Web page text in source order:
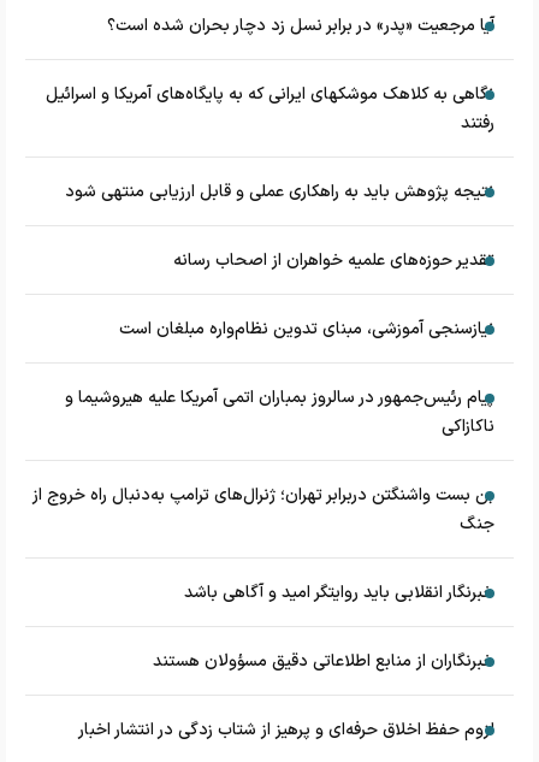
آیا مرجعیت «پدر» در برابر نسل زد دچار بحران شده است؟
نگاهی به کلاهک‎ موشک‎های ایرانی که به پایگاه‌های آمریکا و اسرائیل
رفتند
نتیجه پژوهش باید به راهکاری عملی و قابل ارزیابی منتهی شود
تقدیر حوزه‌های علمیه خواهران از اصحاب رسانه
نیازسنجی آموزشی، مبنای تدوین نظام‌واره مبلغان است
پیام رئیس‌جمهور در سالروز بمباران اتمی آمریکا علیه هیروشیما و
ناکازاکی
بن بست واشنگتن دربرابر تهران؛ ژنرال‌های ترامپ به‌دنبال راه خروج از
جنگ
خبرنگار انقلابی باید روایتگر امید و آگاهی باشد
خبرنگاران از منابع اطلاعاتی دقیق مسؤولان هستند
لزوم حفظ اخلاق حرفه‌ای و پرهیز از شتاب زدگی در انتشار اخبار